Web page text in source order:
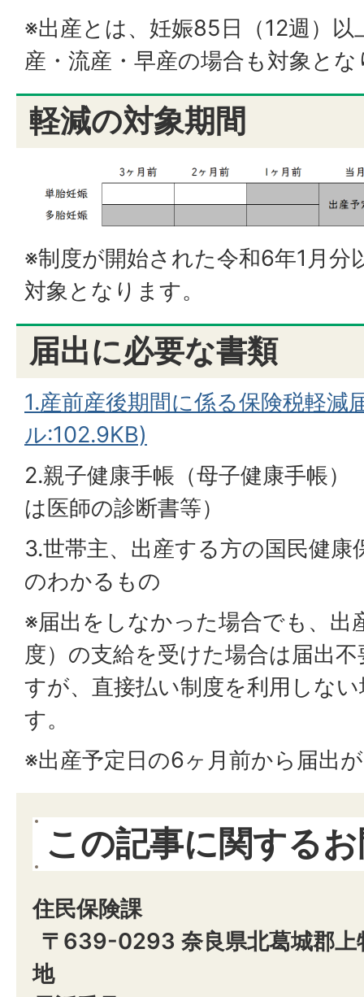
※出産とは、妊娠85日（12週）
産・流産・早産の場合も対象と
軽減の対象期間
※制度が開始された令和6年1月分
対象となります。
届出に必要な書類
1.産前産後期間に係る保険税軽減
ル:102.9KB)
2.親子健康手帳（母子健康手帳）
は医師の診断書等）
3.世帯主、出産する方の国民健
のわかるもの
※届出をしなかった場合でも、出
度）の支給を受けた場合は届出
すが、直接払い制度を利用しな
す。
※出産予定日の6ヶ月前から届出
この記事に関する
住民保険課
〒639-0293 奈良県北葛城郡
地